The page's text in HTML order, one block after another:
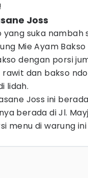
Joss
suka nambah
Mie Ayam Bakso
dengan porsi
dan bakso
lidah.
Joss ini
berada di Jl.
menu di warung